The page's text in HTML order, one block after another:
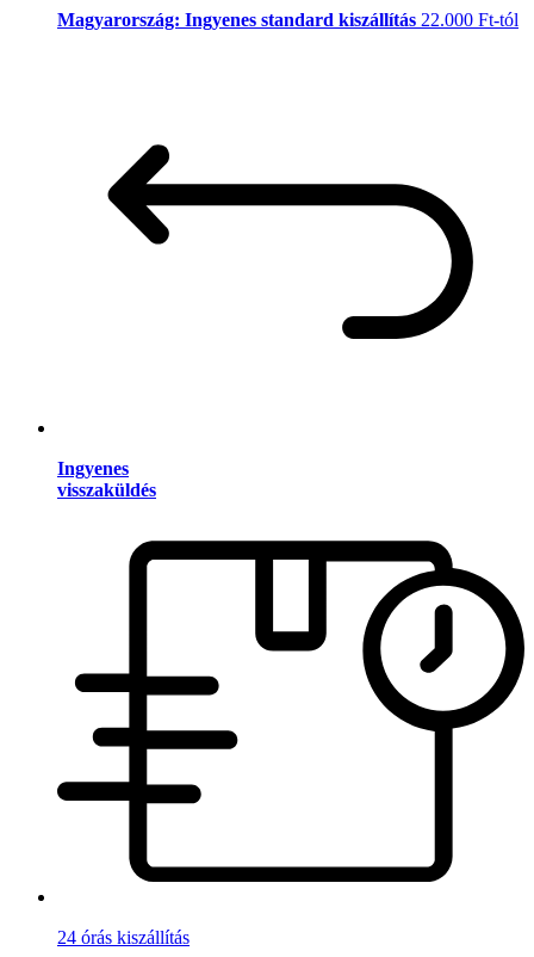
Magyarország: Ingyenes standard kiszállítás 22.000 Ft-tól
Ingyenes
visszaküldés
24 órás kiszállítás